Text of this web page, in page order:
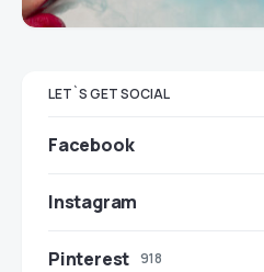
LET`S GET SOCIAL
Facebook
Instagram
Pinterest 918